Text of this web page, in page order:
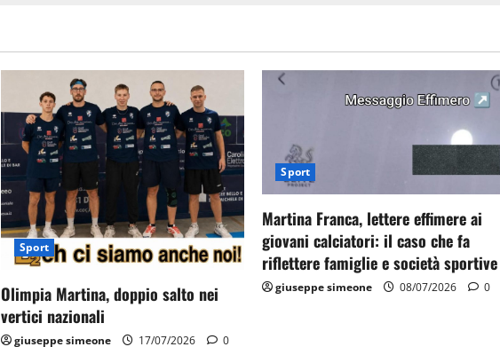
Sport
Olimpia Martina, doppio salto nei
vertici nazionali
giuseppe simeone 17/07/2026 0
Sport
Martina Franca, lettere effimere ai
giovani calciatori: il caso che fa
riflettere famiglie e società sportive
giuseppe simeone 08/07/2026 0